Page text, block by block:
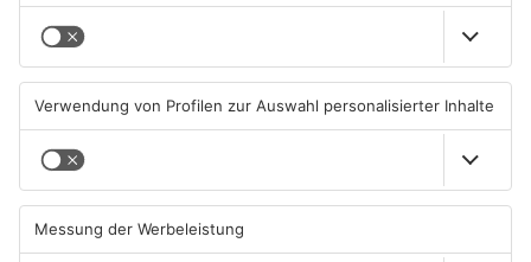
31.07.2026, 06:25 UHR IN MAIN-
KINZIG-KREIS
29.07.2026, 16:32 UHR IN MAIN-